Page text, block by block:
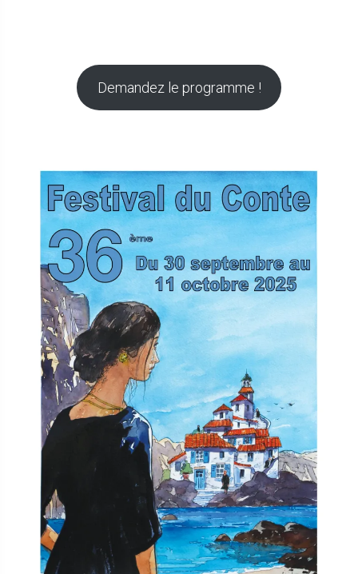
Demandez le programme !